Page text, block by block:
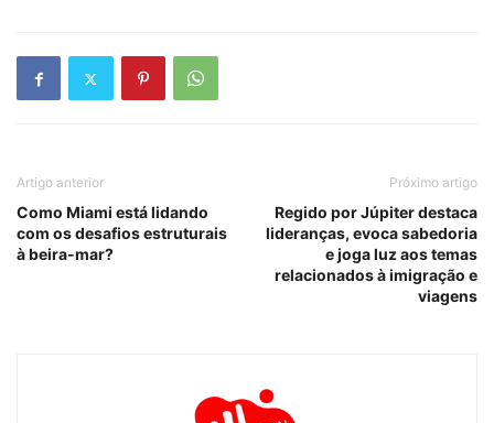
Artigo anterior
Como Miami está lidando
com os desafios estruturais
à beira-mar?
Próximo artigo
Regido por Júpiter destaca
lideranças, evoca sabedoria
e joga luz aos temas
relacionados à imigração e
viagens